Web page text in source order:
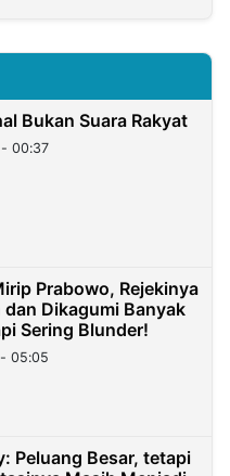
Bukan Suara Rakyat
00:37
Prabowo, Rejekinya
dan Dikagumi Banyak
Sering Blunder!
05:05
Peluang Besar, tetapi